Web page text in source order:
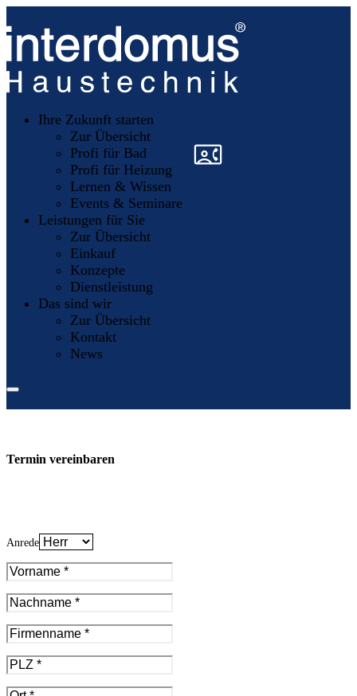
Ihre Zukunft starten
Zur Übersicht
Profi für Bad
Profi für Heizung
Lernen & Wissen
Events & Seminare
Leistungen für Sie
Zur Übersicht
Einkauf
Konzepte
Dienstleistung
Das sind wir
Zur Übersicht
Kontakt
News
»
Termin vereinbaren
Anrede